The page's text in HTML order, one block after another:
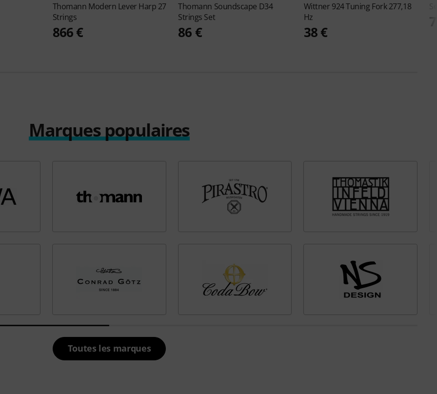
Thomann Modern Lever Harp 27
Strings
866 €
Thomann Soundscape D34
Strings Set
86 €
Wittner 924 Tuning Fork 277,18
Hz
38 €
Marques populaires
Toutes les marques